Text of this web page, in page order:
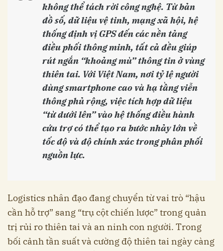
không thể tách rời công nghệ. Từ bản
đồ số, dữ liệu vệ tinh, mạng xã hội, hệ
thống định vị GPS đến các nền tảng
điều phối thông minh, tất cả đều giúp
rút ngắn “khoảng mù” thông tin ở vùng
thiên tai. Với Việt Nam, nơi tỷ lệ người
dùng smartphone cao và hạ tầng viễn
thông phủ rộng, việc tích hợp dữ liệu
“từ dưới lên” vào hệ thống điều hành
cứu trợ có thể tạo ra bước nhảy lớn về
tốc độ và độ chính xác trong phân phối
nguồn lực.
Logistics nhân đạo đang chuyển từ vai trò “hậu
cần hỗ trợ” sang “trụ cột chiến lược” trong quản
trị rủi ro thiên tai và an ninh con người. Trong
bối cảnh tần suất và cường độ thiên tai ngày càng